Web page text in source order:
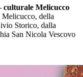
culturale Melicucco
Melicucco, della
Storico, dalla
San Nicola Vescovo